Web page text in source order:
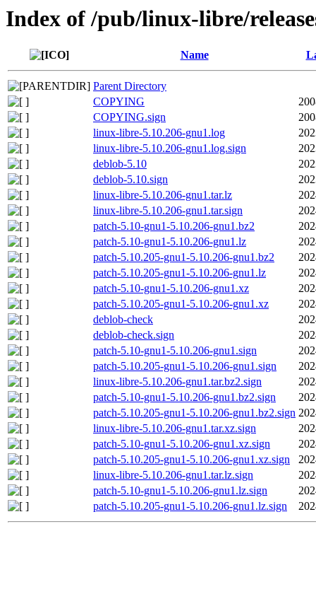
Index of /pub/linux-libre/
Name
Parent Directory
COPYING
COPYING.sign
linux-libre-5.10.206-gnu1.log
linux-libre-5.10.206-gnu1.log.sign
deblob-5.10
deblob-5.10.sign
linux-libre-5.10.206-gnu1.tar.lz
linux-libre-5.10.206-gnu1.tar.sign
patch-5.10-gnu1-5.10.206-gnu1.bz2
patch-5.10-gnu1-5.10.206-gnu1.lz
patch-5.10.205-gnu1-5.10.206-gnu1.bz2
patch-5.10.205-gnu1-5.10.206-gnu1.lz
patch-5.10-gnu1-5.10.206-gnu1.xz
patch-5.10.205-gnu1-5.10.206-gnu1.xz
deblob-check
deblob-check.sign
patch-5.10-gnu1-5.10.206-gnu1.sign
patch-5.10.205-gnu1-5.10.206-gnu1.sign
linux-libre-5.10.206-gnu1.tar.bz2.sign
patch-5.10-gnu1-5.10.206-gnu1.bz2.sign
patch-5.10.205-gnu1-5.10.206-gnu1.bz2.sign
linux-libre-5.10.206-gnu1.tar.xz.sign
patch-5.10-gnu1-5.10.206-gnu1.xz.sign
patch-5.10.205-gnu1-5.10.206-gnu1.xz.sign
linux-libre-5.10.206-gnu1.tar.lz.sign
patch-5.10-gnu1-5.10.206-gnu1.lz.sign
patch-5.10.205-gnu1-5.10.206-gnu1.lz.sign